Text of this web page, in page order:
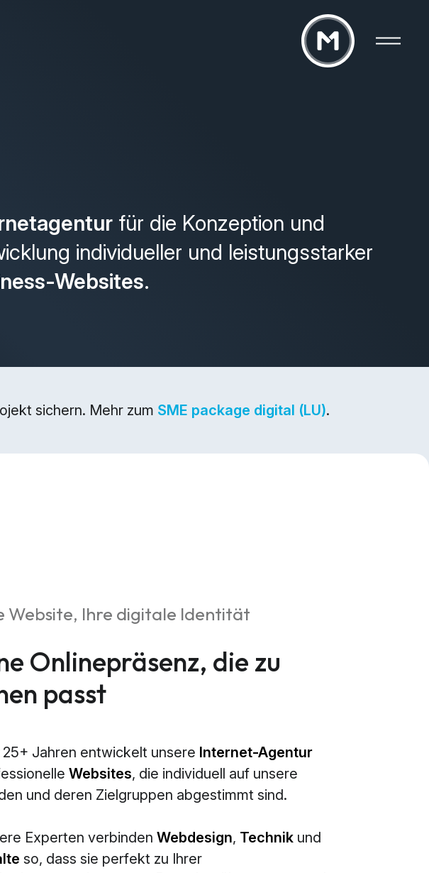
für die Konzeption und
individueller und leistungsstarker
Websites.
sichern. Mehr zum SME package digital (LU).
Website, Ihre digitale Identität
Onlinepräsenz, die zu
passt
25+ Jahren entwickelt unsere Internet-Agentur
Websites, die individuell auf unsere
und deren Zielgruppen abgestimmt sind.
Experten verbinden Webdesign, Technik und
so, dass sie perfekt zu Ihrer